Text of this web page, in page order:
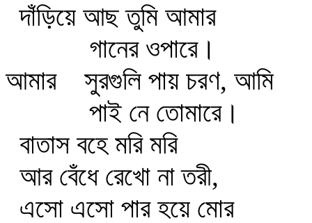
দাঁড়িয়ে আছ তুমি আমার
গানের ওপারে।
আমার
সুরগুলি পায় চরণ, আমি
পাই নে তোমারে।
বাতাস বহে মরি মরি
আর বেঁধে রেখো না তরী,
এসো এসো পার হয়ে মোর